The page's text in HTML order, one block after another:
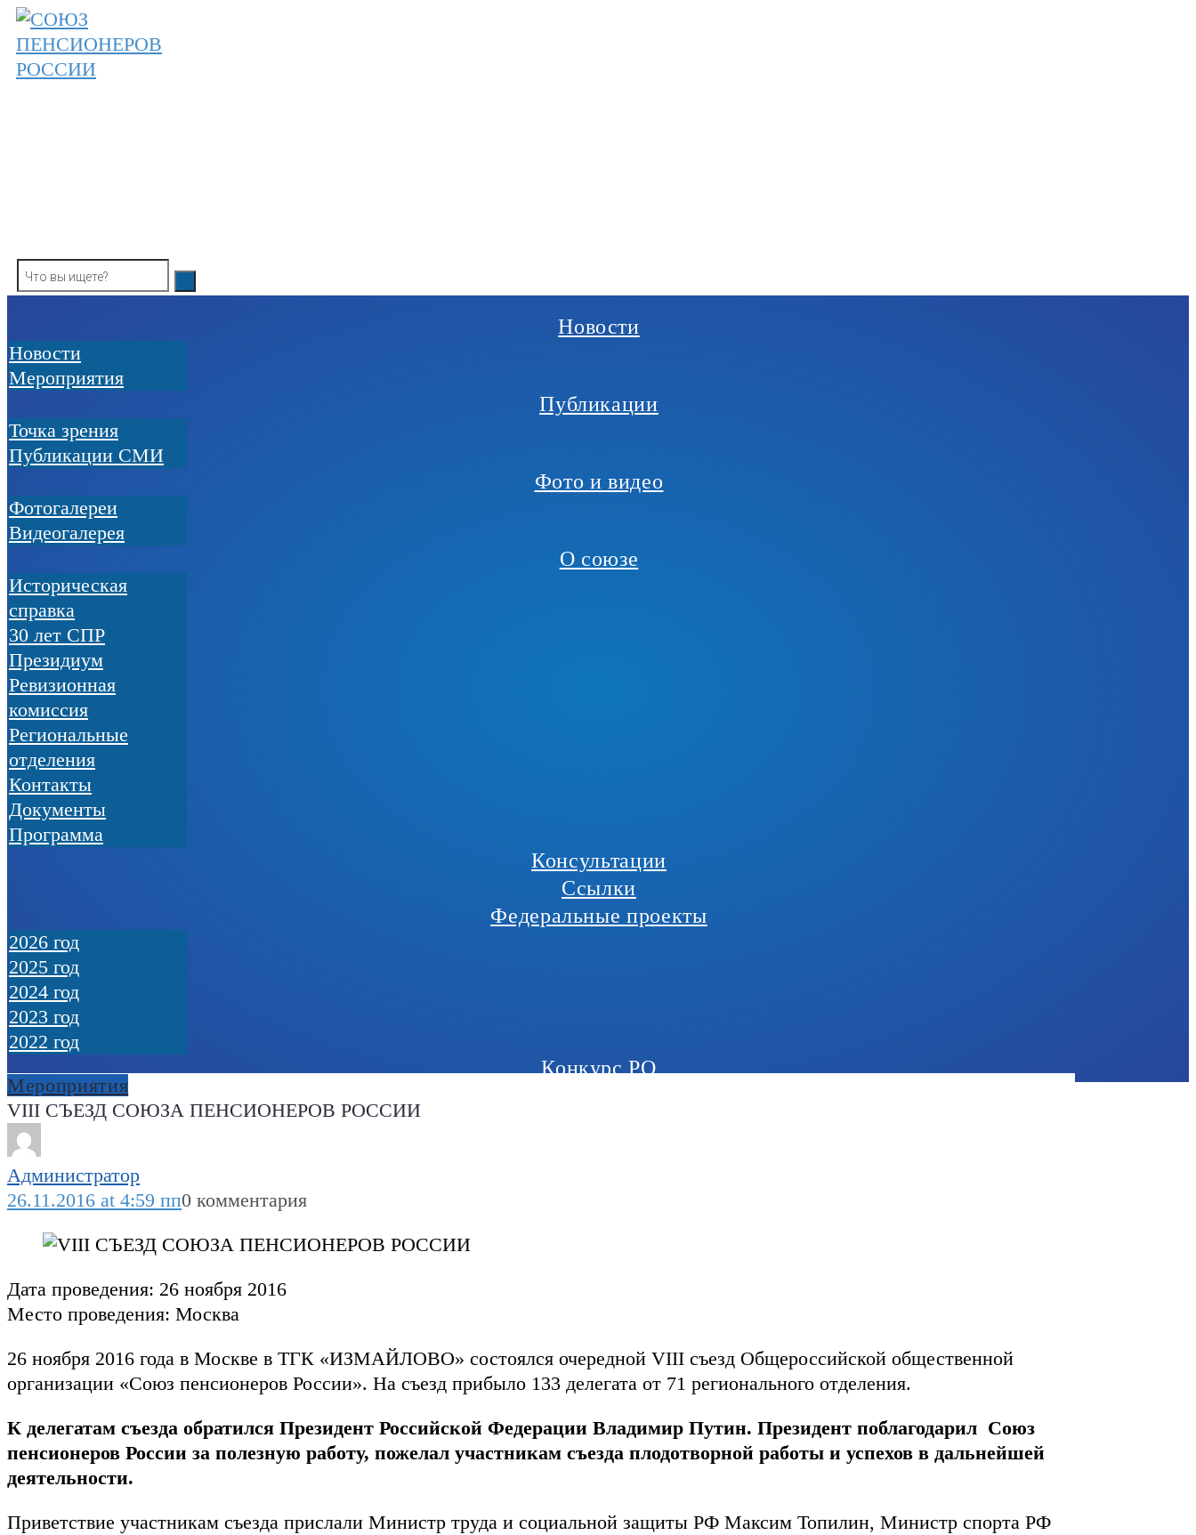
Skip
to
content
Новости
Новости
Мероприятия
Публикации
Точка зрения
Публикации СМИ
Фото и видео
Фотогалереи
Видеогалерея
О союзе
Историческая
справка
30 лет СПР
Президиум
Ревизионная
комиссия
Региональные
отделения
Контакты
Документы
Программа
Консультации
Ссылки
Федеральные проекты
2026 год
2025 год
2024 год
2023 год
2022 год
Конкурс РО
Мероприятия
VIII СЪЕЗД СОЮЗА ПЕНСИОНЕРОВ РОССИИ
Администратор
26.11.2016 at 4:59 пп0 комментария
Дата проведения: 26 ноября 2016
Место проведения: Москва
26 ноября 2016 года в Москве в ТГК «ИЗМАЙЛОВО» состоялся очередной VIII съезд Общероссийской общественной
организации «Союз пенсионеров России». На съезд прибыло 133 делегата от 71 регионального отделения.
К делегатам съезда обратился Президент Российской Федерации Владимир Путин. Президент поблагодарил Союз
пенсионеров России за полезную работу, пожелал участникам съезда плодотворной работы и успехов в дальнейшей
деятельности.
Приветствие участникам съезда прислали Министр труда и социальной защиты РФ Максим Топилин, Министр спорта РФ